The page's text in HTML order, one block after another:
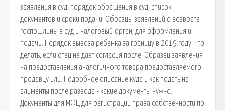
заявления в суд, порядок обращения в суд, список
документов и сроки подачи. Образцы заявлений о возврате
госпошлины в суд и налоговый орган, для оформления и
подачи. Порядок вывоза ребенка за границу в 2019 году. Что
делать, если отец не дает согласия после. Образец заявления
на предоставления аналогичного товара предоставляемого
продавцу или. Подробное описание куда и как подать на
алименты после развода - какие документы нужно.
Документы для МФЦ для регистрации права собственности по